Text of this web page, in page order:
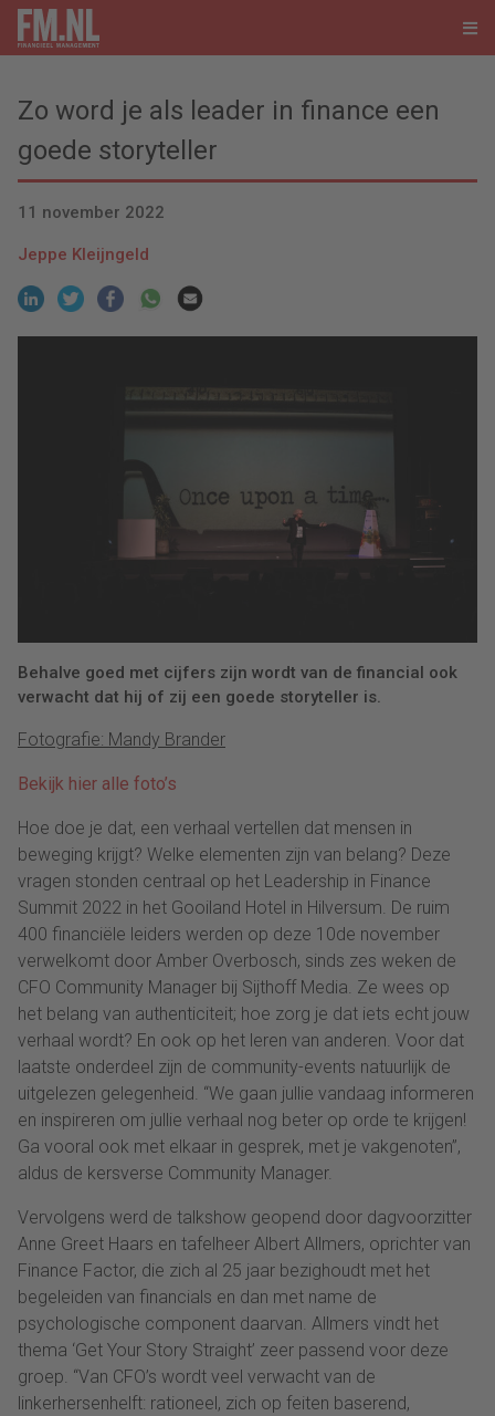
Zo word je als leader in finance een
goede storyteller
11 november 2022
Jeppe Kleijngeld
Behalve goed met cijfers zijn wordt van de financial ook
verwacht dat hij of zij een goede storyteller is.
Fotografie: Mandy Brander
Bekijk hier alle foto’s
Hoe doe je dat, een verhaal vertellen dat mensen in
beweging krijgt? Welke elementen zijn van belang? Deze
vragen stonden centraal op het Leadership in Finance
Summit 2022 in het Gooiland Hotel in Hilversum. De ruim
400 financiële leiders werden op deze 10de november
verwelkomt door Amber Overbosch, sinds zes weken de
CFO Community Manager bij Sijthoff Media. Ze wees op
het belang van authenticiteit; hoe zorg je dat iets echt jouw
verhaal wordt? En ook op het leren van anderen. Voor dat
laatste onderdeel zijn de community-events natuurlijk de
uitgelezen gelegenheid. “We gaan jullie vandaag informeren
en inspireren om jullie verhaal nog beter op orde te krijgen!
Ga vooral ook met elkaar in gesprek, met je vakgenoten”,
aldus de kersverse Community Manager.
Vervolgens werd de talkshow geopend door dagvoorzitter
Anne Greet Haars en tafelheer Albert Allmers, oprichter van
Finance Factor, die zich al 25 jaar bezighoudt met het
begeleiden van financials en dan met name de
psychologische component daarvan. Allmers vindt het
thema ‘Get Your Story Straight’ zeer passend voor deze
groep. “Van CFO’s wordt veel verwacht van de
linkerhersenhelft: rationeel, zich op feiten baserend,